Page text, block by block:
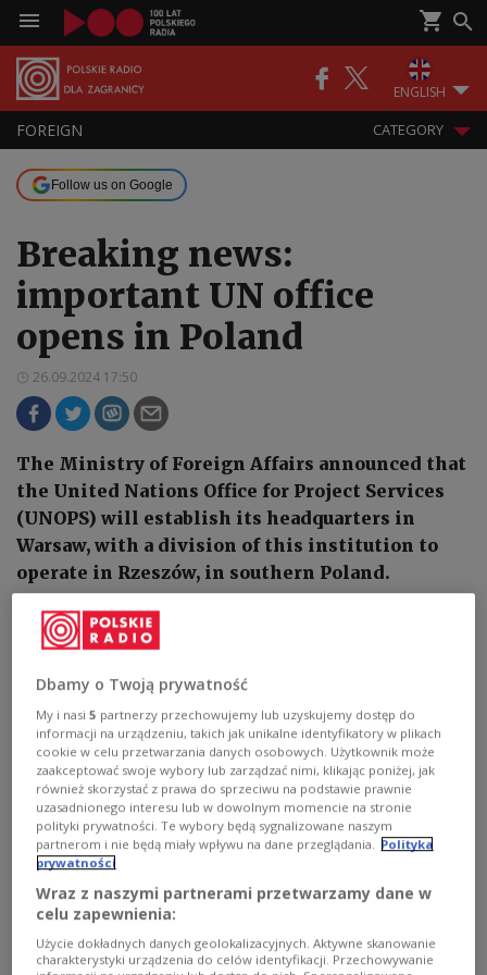
ENGLISH
FOREIGN CATEGORY
Follow us on Google
Breaking news:
important UN office
opens in Poland
26.09.2024 17:50
The Ministry of Foreign Affairs announced that
the United Nations Office for Project Services
(UNOPS) will establish its headquarters in
Warsaw, with a division of this institution to
operate in Rzeszów, in southern Poland.
A United Nations Office for Project Services (UNOPS) headquarters will be
established in Warsaw. UNOPS/Websi/Pixaby.com/CC0
During a meeting in New York, UNOPS Executive
Dbamy o Twoją prywatność
My i nasi5 partnerzy przechowujemy lub uzyskujemy dostęp do
informacji na urządzeniu, takich jak unikalne identyfikatory w plikach
cookie w celu przetwarzania danych osobowych. Użytkownik może
zaakceptować swoje wybory lub zarządzać nimi, klikając poniżej, jak
również skorzystać z prawa do sprzeciwu na podstawie prawnie
uzasadnionego interesu lub w dowolnym momencie na stronie
polityki prywatności. Te wybory będą sygnalizowane naszym
partnerom i nie będą miały wpływu na dane przeglądania. Polityka
prywatności
Wraz z naszymi partnerami przetwarzamy dane w
celu zapewnienia:
Użycie dokładnych danych geolokalizacyjnych. Aktywne skanowanie
charakterystyki urządzenia do celów identyfikacji. Przechowywanie